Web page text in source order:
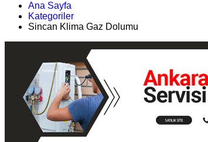
Ana Sayfa
Kategoriler
Sincan Klima Gaz Dolumu